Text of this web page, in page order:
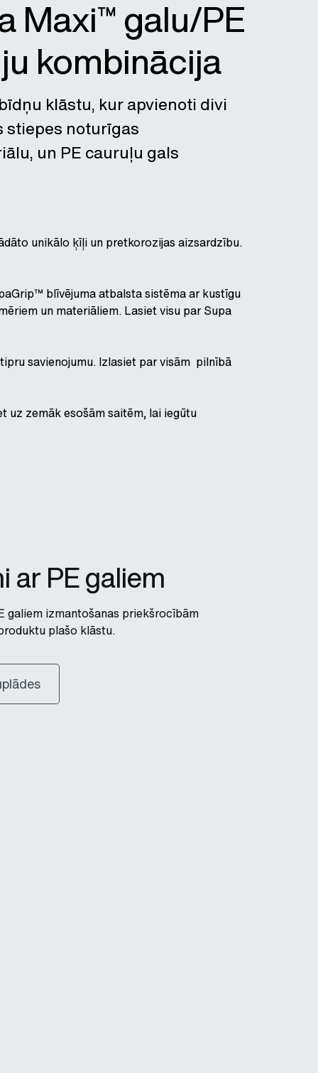
Maxi™ galu/PE
kombinācija
klāstu, kur apvienoti divi
stiepes noturīgas
un PE cauruļu gals
unikālo ķīļi un pretkorozijas aizsardzību.
blīvējuma atbalsta sistēma ar kustīgu
un materiāliem. Lasiet visu par Supa
savienojumu. Izlasiet par visām pilnībā
uz zemāk esošām saitēm, lai iegūtu
ar PE galiem
galiem izmantošanas priekšrocībām
plašo klāstu.